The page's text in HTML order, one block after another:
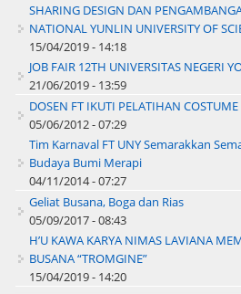
SHARING DESIGN DAN
NATIONAL YUNLIN UNIVERSITY OF
15/04/2019 - 14:18
JOB FAIR 12TH UNIVERSITAS NEGERI
21/06/2019 - 13:59
DOSEN FT IKUTI PELATIHAN
05/06/2012 - 07:29
Tim Karnaval FT UNY Semarakkan
Budaya Bumi Merapi
04/11/2014 - 07:27
Geliat Busana, Boga dan Rias
05/09/2017 - 08:43
H’U KAWA KARYA NIMAS LAVIANA
BUSANA “TROMGINE”
15/04/2019 - 14:20